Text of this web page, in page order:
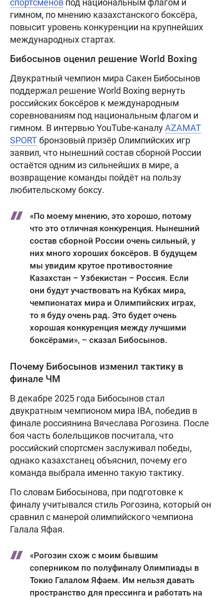
спортсменов под национальным флагом и
гимном, по мнению казахстанского боксёра,
повысит уровень конкуренции на крупнейших
международных стартах.
Бибосынов оценил решение World Boxing
Двукратный чемпион мира Сакен Бибосынов
поддержал решение World Boxing вернуть
российских боксёров к международным
соревнованиям под национальным флагом и
гимном. В интервью YouTube-каналуAZAMAT
SPORTбронзовый призёр Олимпийских игр
заявил, что нынешний состав сборной России
остаётся одним из сильнейших в мире, а
возвращение команды пойдёт на пользу
любительскому боксу.
«По моему мнению, это хорошо, потому
что это отличная конкуренция. Нынешний
состав сборной России очень сильный, у
них много хороших боксёров. В будущем
мы увидим крутое противостояние
Казахстан – Узбекистан – Россия. Если
они будут участвовать на Кубках мира,
чемпионатах мира и Олимпийских играх,
то я буду очень рад. Это будет очень
хорошая конкуренция между лучшими
боксёрами», – сказал Бибосынов.
Почему Бибосынов изменил тактику в
финале ЧМ
В декабре 2025 года Бибосынов стал
двукратным чемпионом мира IBA, победив в
финале россиянина Вячеслава Рогозина. После
боя часть болельщиков посчитала, что
российский спортсмен заслуживал победы,
однако казахстанец объяснил, почему его
команда выбрала именно такую тактику.
По словам Бибосынова, при подготовке к
финалу учитывался стиль Рогозина, который он
сравнил с манерой олимпийского чемпиона
Галала Яфая.
«Рогозин схож с моим бывшим
соперником по полуфиналу Олимпиады в
Токио Галалом Яфаем. Им нельзя давать
пространство для прессинга и работать на